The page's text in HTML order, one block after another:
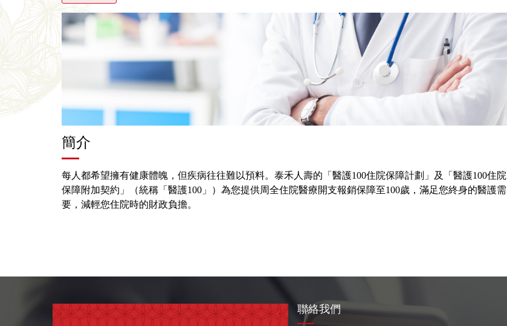
簡介
每人都希望擁有健康體魄，但疾病往往難以預料。泰禾人壽的「醫護100住院保障計劃」及「醫護100住院
保障附加契約」（統稱「醫護100」）為您提供周全住院醫療開支報銷保障至100歲，滿足您終身的醫護需
要，減輕您住院時的財政負擔。
聯絡我們